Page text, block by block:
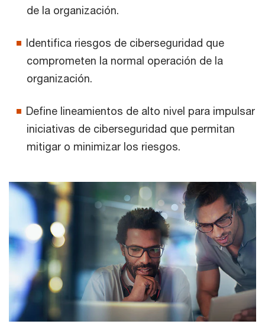
de la organización.​
Identifica riesgos de ciberseguridad que
comprometen la normal operación de la
organización.​
Define lineamientos de alto nivel para impulsar
iniciativas de ciberseguridad que permitan
mitigar o minimizar los riesgos.